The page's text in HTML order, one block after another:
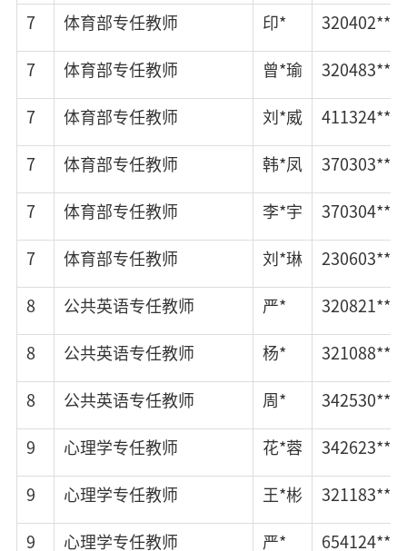
7 体育部专任教师 印*
7 体育部专任教师 曾*瑜
7 体育部专任教师 刘*威
7 体育部专任教师 韩*凤
7 体育部专任教师 李*宇
7 体育部专任教师 刘*琳
8 公共英语专任教师 严*
8 公共英语专任教师 杨*
8 公共英语专任教师 周*
9 心理学专任教师 花*蓉
9 心理学专任教师 王*彬
9 心理学专任教师 严*